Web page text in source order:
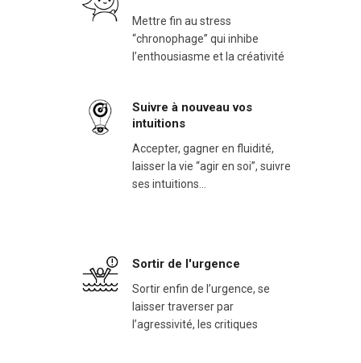
Mettre fin au stress
“chronophage” qui inhibe
l’enthousiasme et la créativité
Suivre à nouveau vos
intuitions
Accepter, gagner en fluidité,
laisser la vie “agir en soi”, suivre
ses intuitions…
Sortir de l'urgence
Sortir enfin de l’urgence, se
laisser traverser par
l’agressivité, les critiques